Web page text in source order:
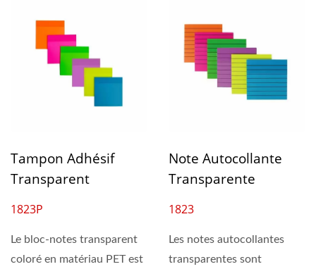
Tampon Adhésif
Transparent
1823P
Le bloc-notes transparent
coloré en matériau PET est
Note Autocollante
Transparente
1823
Les notes autocollantes
transparentes sont